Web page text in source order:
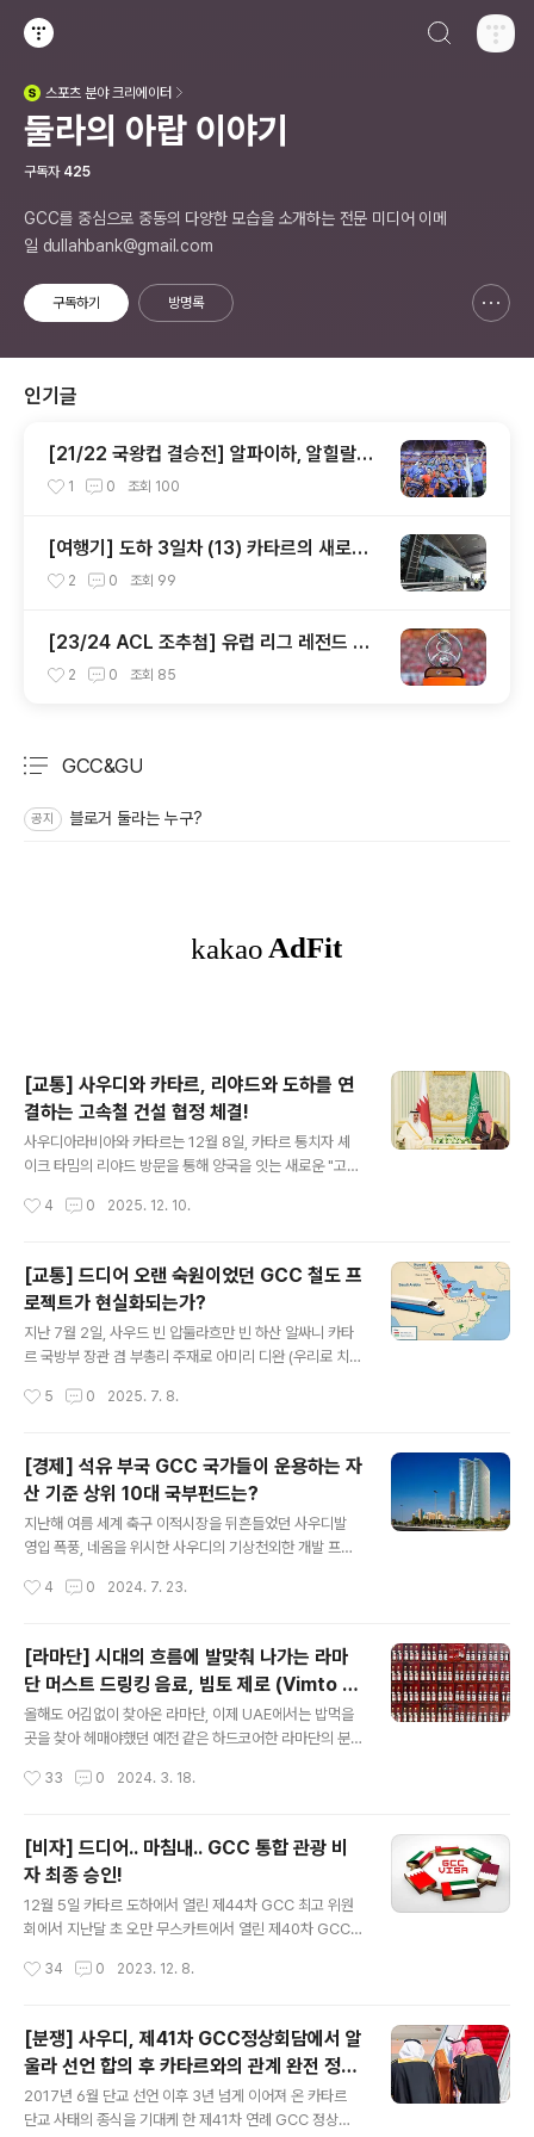
스포츠분야 크리에이터
둘라의 아랍 이야기
구독자 425
GCC를 중심으로 중동의 다양한 모습을 소개하는 전문 미디어 이메
일 dullahbank@gmail.com
구독하기 방명록
인기글
[21/22 국왕컵 결승전] 알파이하, 알힐랄도
꺾고 창단 69년 만에 첫 메이저 대회 우승!
1 0 조회 100
[여행기] 도하 3일차 (13) 카타르의 새로운
관문 하마드 국제공항 입출국장 풍경
2 0 조회 99
[23/24 ACL 조추첨] 유럽 리그 레전드 선
수들의 출전으로 더욱 웅장해진 서아시아 조
2 0 조회 85
GCC&GU
공지 블로거 둘라는 누구?
[교통] 사우디와 카타르, 리야드와 도하를 연
결하는 고속철 건설 협정 체결!
사우디아라비아와 카타르는 12월 8일, 카타르 통치자 셰
이크 타밈의 리야드 방문을 통해 양국을 잇는 새로운 "고속
나라를 연결하는 새로운 고속철은 최신 철도 기술과 스마
며, 고속철은 총 연장 785km의 노선을 시속 300kmfh
운행될 예정입니다. 아직은 프로젝트 발표 초기라 최종 노
선이 확정되지는 않았지만, 알려진 바에 따르면 이 고속철
은 사우디 리야드의 킹 살만 국제공항과 카타르 도하의 하
마드 국제공항을 연결하며 사우디 내 3개역과 카타르의 2
서 도하를 비행기로는 한시간 반 남짓 걸립니다.사우디: 리
4 0 2025. 12. 10.
[교통] 드디어 오랜 숙원이었던 GCC 철도 프
로젝트가 현실화되는가?
지난 7월 2일, 사우드 빈 압둘라흐만 빈 하산 알싸니 카타
르 국방부 장관 겸 부총리 주재로 아미리 디완 (우리로 치면
CC 국가들을 철도로 연결하는 GCC 철도 프로젝트 사업
나와 쉬어터질대로 쉬어터진 GCC 철도 프로젝트가 203
0년을 목표로 본격적으로 진행될 전망입니다. 2009년 12
월 쿠웨이트 시티에서 열린 제30회 GCC 정상회담에서 G
CC 회원국들이 승인했던 GCC 철도 프로젝트는 당초 20
18년 개통을 목표로 했지만, 여느 프로젝트와 마찬가지로
철도망이 조금이라도 구축된 곳이 사우디 밖에 없었던데
5 0 2025. 7. 8.
[경제] 석유 부국 GCC 국가들이 운용하는 자
산 기준 상위 10대 국부펀드는?
지난해 여름 세계 축구 이적시장을 뒤흔들었던 사우디발
영입 폭풍, 네옴을 위시한 사우디의 기상천외한 개발 프로
F를 포함해 석유 부국 GCC 국가에서 운용하는 10대 국부
는 GCC 6개국 중 오만과 바레인을 제외한 4개국- UAE
(6개), 사우디 (2개), 카타르 & 쿠웨이트 (각각 1개) -의 국
부 펀드가 이름을 올리고 있으며, 연합 정부 뿐만 아니라 아
부다비 및 두바이 토후국 별 국부펀드를 운용하고 있는 UA
E, 그중에서도 3개의 펀드를 운용하고 있는 아부다비가 개
미로운 점은 셰이크 타흐눈 아부다비 부통치자와 셰이크
4 0 2024. 7. 23.
[라마단] 시대의 흐름에 발맞춰 나가는 라마
단 머스트 드링킹 음료, 빔토 제로 (Vimto Z
ero)!
올해도 어김없이 찾아온 라마단, 이제 UAE에서는 밥먹을
곳을 찾아 헤매야했던 예전 같은 하드코어한 라마단의 분
벌이를 위한 실리를 덧붙인)을 앞세워 일상과 크게 다를 바
시리즈] - [라마단] 알아두면 쓸데있을지도 모르는 라마단
잡학 가이드 이슬람력에 대한 개념이 없더라도, 라마단이
가까이 오고 있다는 사실을 확인할 수 있는 대표적인 시그
널 중 하나는 몇 주전부터 슈퍼에서 볼 수 있는 빔토 전용
매대가 될 것입니다. 빔토는 영국에서 탄생했지만, 지금은
출량을 결정짓는 대표적인 라마단 음료입니다. 이제와서
33 0 2024. 3. 18.
[비자] 드디어.. 마침내.. GCC 통합 관광 비
자 최종 승인!
12월 5일 카타르 도하에서 열린 제44차 GCC 최고 위원
회에서 지난달 초 오만 무스카트에서 열린 제40차 GCC
최종 승인하고, 각국 내무장관들에게 새로운 비자 도입에
통신 SPA가 보도했습니다. GCC 통합 관광 비자 도입은
단일 통화 도입과 함께 서로 엇갈리는 이해관계 속에서도 E
U처럼 블록을 만들고 싶었던 GCC 국가들 사이에서 수십
년 동안 논의되어 왔던 양대 떡밥 중 하나였습니다. 제 블로
그에서 언급했던 것이 무려 10년 전... 단일 통화는 UAE와
34 0 2023. 12. 8.
[분쟁] 사우디, 제41차 GCC정상회담에서 알
울라 선언 합의 후 카타르와의 관계 완전 정상
화 발표!
2017년 6월 단교 선언 이후 3년 넘게 이어져 온 카타르
단교 사태의 종식을 기대케 한 제41차 연례 GCC 정상회